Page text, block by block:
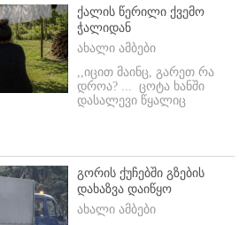
ქალის წერილი ქვემო
ჭალიდან
ახალი ამბები
,,იცით მაინც, გარეთ რა
დროა? ... ცოტა ხანში
დასალევი წყალიც
გორის ქუჩებში გზების
დახაზვა დაიწყო
ახალი ამბები